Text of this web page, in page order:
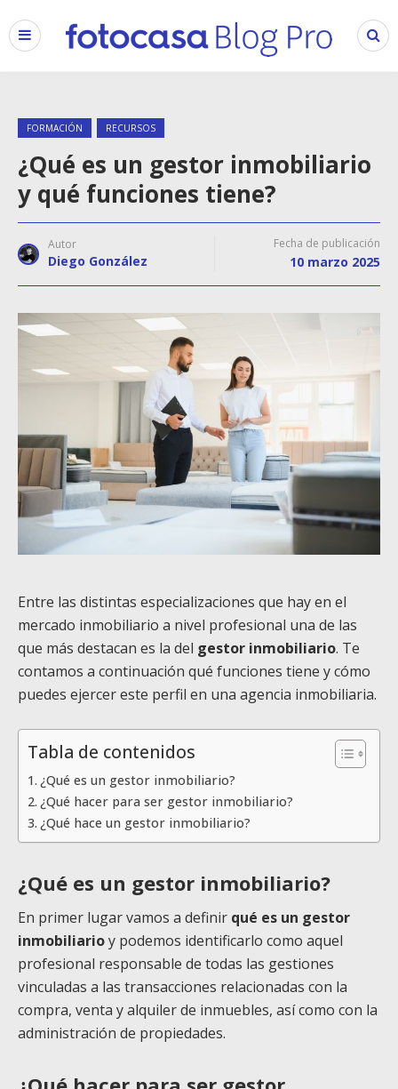
FORMACIÓN RECURSOS
¿Qué es un gestor inmobiliario
y qué funciones tiene?
Autor
Diego González
Fecha de publicación
10 marzo 2025
Entre las distintas especializaciones que hay en el
mercado inmobiliario a nivel profesional una de las
que más destacan es la del gestor inmobiliario. Te
contamos a continuación qué funciones tiene y cómo
puedes ejercer este perfil en una agencia inmobiliaria.
Tabla de contenidos
¿Qué es un gestor inmobiliario?
¿Qué hacer para ser gestor inmobiliario?
¿Qué hace un gestor inmobiliario?
¿Qué es un gestor inmobiliario?
En primer lugar vamos a definir qué es un gestor
inmobiliarioy podemos identificarlo como aquel
profesional responsable de todas las gestiones
vinculadas a las transacciones relacionadas con la
compra, venta y alquiler de inmuebles, así como con la
administración de propiedades.